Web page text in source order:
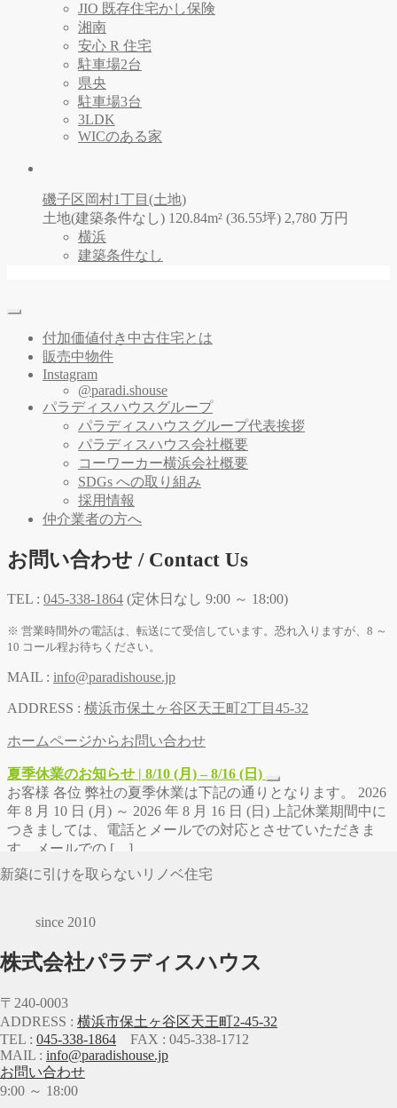
JIO 既存住宅かし保険
湘南
安心 R 住宅
駐車場2台
県央
駐車場3台
3LDK
WICのある家
磯子区岡村1丁目(土地)
土地(建築条件なし) 120.84m² (36.55坪) 2,780 万円
横浜
建築条件なし
新築に引けを取らないリノベ住宅
since 2010
株式会社パラディスハウス
〒240-0003
ADDRESS : 横浜市保土ヶ谷区天王町2-45-32
TEL : 045-338-1864 FAX : 045-338-1712
MAIL : info@paradishouse.jp
お問い合わせ
9:00 ～ 18:00
付加価値付き中古住宅とは
販売中物件
Instagram
@paradi.shouse
パラディスハウスグループ
パラディスハウスグループ代表挨拶
パラディスハウス会社概要
コーワーカー横浜会社概要
SDGs への取り組み
採用情報
仲介業者の方へ
お問い合わせ / Contact Us
TEL : 045-338-1864 (定休日なし 9:00 ～ 18:00)
※ 営業時間外の電話は、転送にて受信しています。恐れ入りますが、8 ～
10 コール程お待ちください。
MAIL : info@paradishouse.jp
ADDRESS : 横浜市保土ヶ谷区天王町2丁目45-32
ホームページからお問い合わせ
夏季休業のお知らせ | 8/10 (月) – 8/16 (日)
お客様 各位 弊社の夏季休業は下記の通りとなります。 2026
年 8 月 10 日 (月) ～ 2026 年 8 月 16 日 (日) 上記休業期間中に
つきましては、電話とメールでの対応とさせていただきま
す。メールでの […]